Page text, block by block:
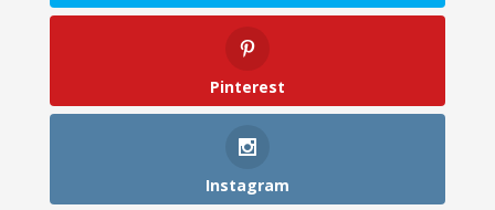
Pinterest
Instagram